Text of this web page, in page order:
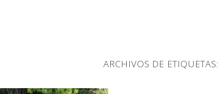
ARCHIVOS DE ETIQUETAS: